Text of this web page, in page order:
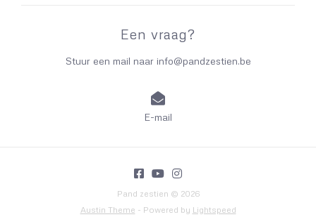
Een vraag?
Stuur een mail naar info@pandzestien.be
E-mail
Pand zestien © 2026
Austin Theme - Powered by Lightspeed